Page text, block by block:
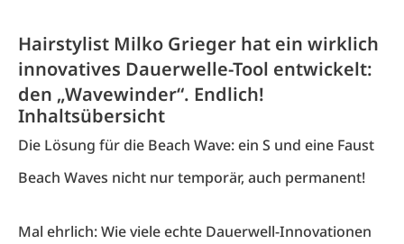
Hairstylist Milko Grieger hat ein wirklich
innovatives Dauerwelle-Tool entwickelt:
den „Wavewinder“. Endlich!
Inhaltsübersicht
Die Lösung für die Beach Wave: ein S und eine Faust
Beach Waves nicht nur temporär, auch permanent!
Mal ehrlich: Wie viele echte Dauerwell-Innovationen